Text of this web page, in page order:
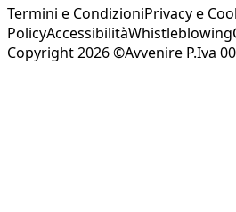
Termini e CondizioniPrivacy e
PolicyAccessibilitàWhistleblowing
Copyright 2026 ©Avvenire P.Iva